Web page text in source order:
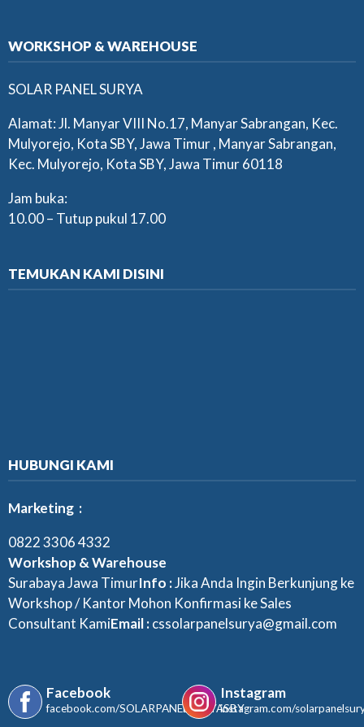
WORKSHOP & WAREHOUSE
SOLAR PANEL SURYA
Alamat: Jl. Manyar VIII No.17, Manyar Sabrangan, Kec.
Mulyorejo, Kota SBY, Jawa Timur , Manyar Sabrangan,
Kec. Mulyorejo, Kota SBY, Jawa Timur 60118
Jam buka:
10.00 – Tutup pukul 17.00
TEMUKAN KAMI DISINI
HUBUNGI KAMI
Marketing :
0822 3306 4332
Workshop & Warehouse
Surabaya Jawa TimurInfo :Jika Anda Ingin Berkunjung ke
Workshop / Kantor Mohon Konfirmasi ke Sales
Consultant KamiEmail :cssolarpanelsurya@gmail.com
Facebook
facebook.com/SOLARPANELSURYASBY
Instagram
instagram.com/